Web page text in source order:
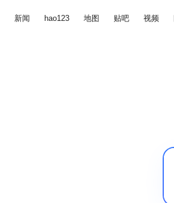
新闻 hao123 地图 贴吧 视频